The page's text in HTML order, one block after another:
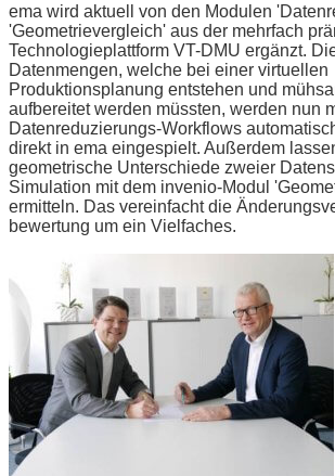
ema wird aktuell von den Modulen
'Geometrievergleich' aus der mehrfach
Technologieplattform VT-DMU ergänzt.
Datenmengen, welche bei einer virtuellen
Produktionsplanung entstehen und
aufbereitet werden müssten, werden nun
Datenreduzierungs-Workflows
direkt in ema eingespielt. Außerdem
geometrische Unterschiede zweier
Simulation mit dem invenio-Modul
ermitteln. Das vereinfacht die
bewertung um ein Vielfaches.